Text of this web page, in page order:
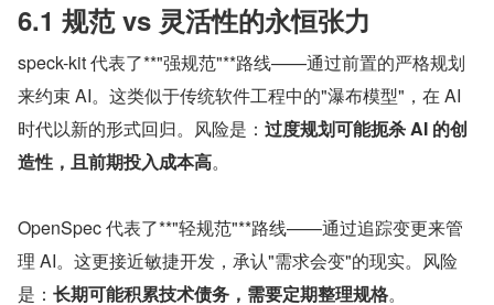
6.1 规范 vs 灵活性的永恒张力
speck-kit 代表了**"强规范"**路线——通过前置的严格规划
来约束 AI。这类似于传统软件工程中的"瀑布模型"，在 AI
时代以新的形式回归。风险是： 过度规划可能扼杀 AI 的创
造性，且前期投入成本高。
OpenSpec 代表了**"轻规范"**路线——通过追踪变更来管
理 AI。这更接近敏捷开发，承认"需求会变"的现实。风险
是： 长期可能积累技术债务，需要定期整理规格。